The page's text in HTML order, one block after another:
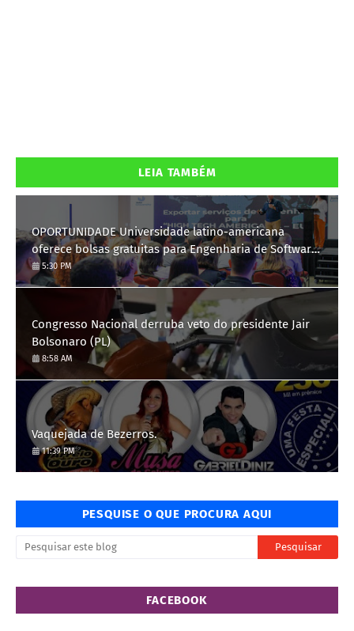
LEIA TAMBÉM
OPORTUNIDADE Universidade latino-americana
oferece bolsas gratuitas para Engenharia de Software;
saiba como se candidatar
5:30 PM
Congresso Nacional derruba veto do presidente Jair
Bolsonaro (PL)
8:58 AM
Vaquejada de Bezerros.
11:39 PM
PESQUISE O QUE PROCURA AQUI
FACEBOOK